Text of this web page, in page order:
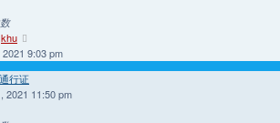
khu
9:03 pm
行证
2021 11:50 pm